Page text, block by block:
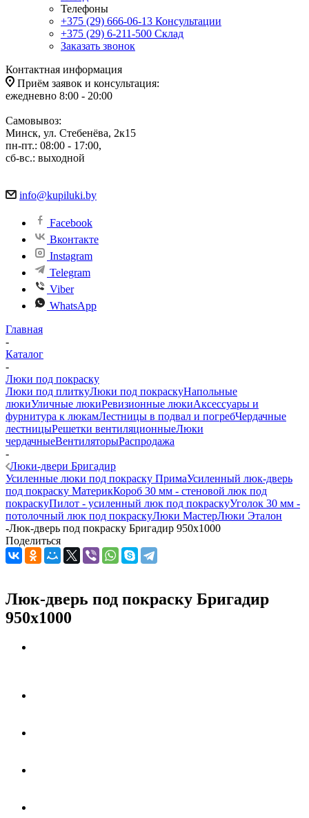
Телефоны
+375 (29) 666-06-13 Консультации
+375 (29) 6-211-500 Склад
Заказать звонок
Контактная информация
Приём заявок и консультация:
ежедневно 8:00 - 20:00
Самовывоз:
Минск, ул. Стебенёва, 2к15
пн-пт.: 08:00 - 17:00,
сб-вс.: выходной
info@kupiluki.by
Facebook
Вконтакте
Instagram
Telegram
Viber
WhatsApp
Главная
-
Каталог
-
Люки под покраску
Люки под плиткуЛюки под покраскуНапольные
люкиУличные люкиРевизионные люкиАксессуары и
фурнитура к люкамЛестницы в подвал и погребЧердачные
лестницыРешетки вентиляционныеЛюки
чердачныеВентиляторыРаспродажа
-
Люки-двери Бригадир
Усиленные люки под покраску ПримаУсиленный люк-дверь
под покраску МатерикКороб 30 мм - стеновой люк под
покраскуПилот - усиленный люк под покраскуУголок 30 мм -
потолочный люк под покраскуЛюки МастерЛюки Эталон
-Люк-дверь под покраску Бригадир 950х1000
Поделиться
Люк-дверь под покраску Бригадир
950х1000